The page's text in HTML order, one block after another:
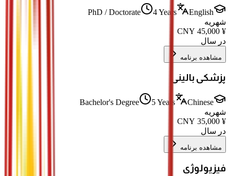
PhD / Doctorate 4 Years
English
شهریه
¥
45,000
در سال
مشاهده برنامه
پزشکی بالینی
Bachelor's Degree 5 Years
Chinese
شهریه
¥
35,000
در سال
مشاهده برنامه
فیزیولوژی